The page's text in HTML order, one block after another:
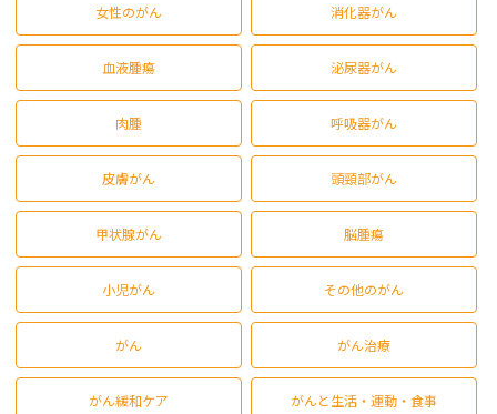
女性のがん 消化器がん
血液腫瘍 泌尿器がん
肉腫 呼吸器がん
皮膚がん 頭頸部がん
甲状腺がん 脳腫瘍
小児がん その他のがん
がん がん治療
がん緩和ケア がんと生活・運動・食事